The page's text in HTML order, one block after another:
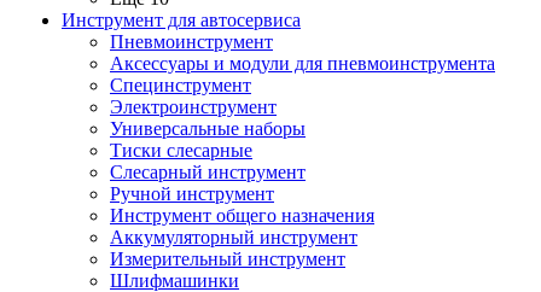
Инструмент для автосервиса
Пневмоинструмент
Аксессуары и модули для пневмоинструмента
Специнструмент
Электроинструмент
Универсальные наборы
Тиски слесарные
Слесарный инструмент
Ручной инструмент
Инструмент общего назначения
Аккумуляторный инструмент
Измерительный инструмент
Шлифмашинки